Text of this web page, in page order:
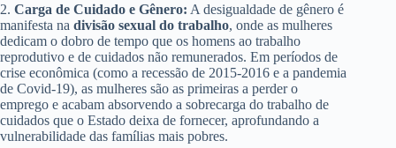
2. Carga de Cuidado e Gênero: A desigualdade de gênero é
manifesta na divisão sexual do trabalho, onde as mulheres
dedicam o dobro de tempo que os homens ao trabalho
reprodutivo e de cuidados não remunerados. Em períodos de
crise econômica (como a recessão de 2015-2016 e a pandemia
de Covid-19), as mulheres são as primeiras a perder o
emprego e acabam absorvendo a sobrecarga do trabalho de
cuidados que o Estado deixa de fornecer, aprofundando a
vulnerabilidade das famílias mais pobres.